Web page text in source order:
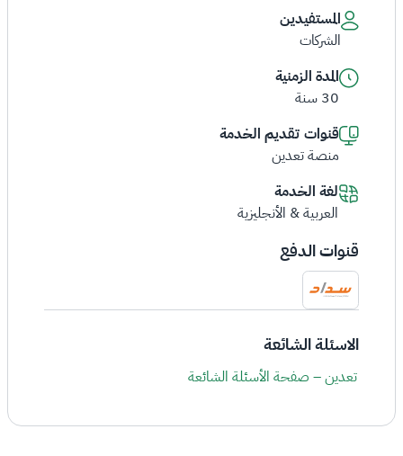
المستفيدين
الشركات
المدة الزمنية
30 سنة
قنوات تقديم الخدمة
منصة تعدين
لغة الخدمة
العربية & الأنجليزية
قنوات الدفع
الاسئلة الشائعة
تعدين – صفحة الأسئلة الشائعة